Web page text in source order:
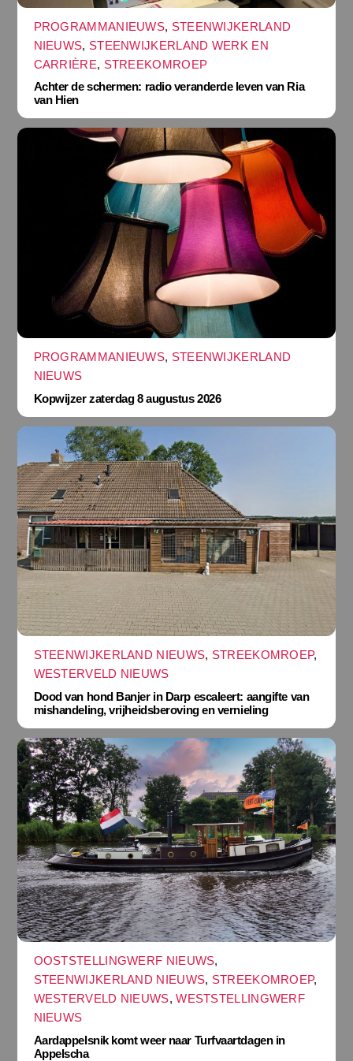
PROGRAMMANIEUWS, STEENWIJKERLAND
NIEUWS, STEENWIJKERLAND WERK EN
CARRIÈRE, STREEKOMROEP
Achter de schermen: radio veranderde leven van Ria
van Hien
PROGRAMMANIEUWS, STEENWIJKERLAND
NIEUWS
Kopwijzer zaterdag 8 augustus 2026
STEENWIJKERLAND NIEUWS, STREEKOMROEP,
WESTERVELD NIEUWS
Dood van hond Banjer in Darp escaleert: aangifte van
mishandeling, vrijheidsberoving en vernieling
OOSTSTELLINGWERF NIEUWS,
STEENWIJKERLAND NIEUWS, STREEKOMROEP,
WESTERVELD NIEUWS,WESTSTELLINGWERF
NIEUWS
Aardappelsnik komt weer naar Turfvaartdagen in
Appelscha